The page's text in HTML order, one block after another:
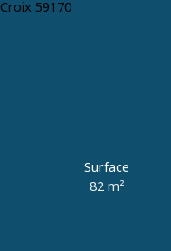
Surface
82 m²